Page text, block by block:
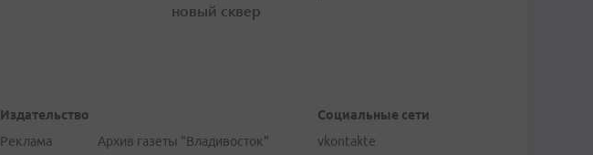
новый сквер
Издательство
Реклама
Архив газеты "Владивосток"
Социальные сети
vkontakte